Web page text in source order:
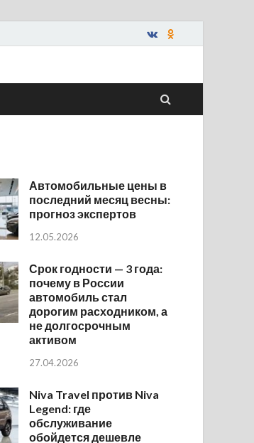
Автомобильные цены в
последний месяц весны:
прогноз экспертов
12.05.2026
Срок годности — 3 года:
почему в России
автомобиль стал
дорогим расходником, а
не долгосрочным
активом
27.04.2026
Niva Travel против Niva
Legend: где
обслуживание
обойдется дешевле